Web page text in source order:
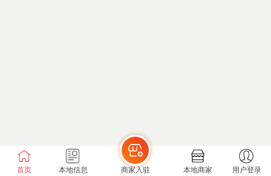
首页 本地信息 商家入驻 本地商家 用户登录